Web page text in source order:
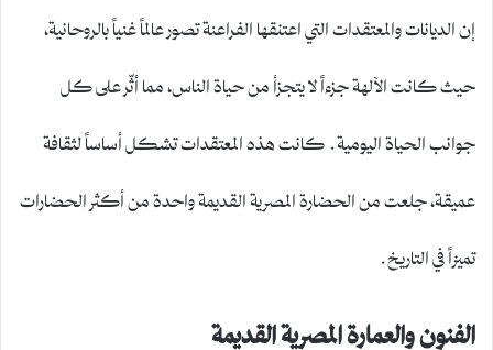
إن الديانات والمعتقدات التي اعتنقها الفراعنة تصور عالماً غنياً بالروحانية،
حيث كانت الآلهة جزءاً لا يتجزأ من حياة الناس، مما أثّر على كل
جوانب الحياة اليومية. كانت هذه المعتقدات تشكل أساساً لثقافة
عميقة، جلعت من الحضارة المصرية القديمة واحدة من أكثر الحضارات
تميزاً في التاريخ.
الفنون والعمارة المصرية القديمة